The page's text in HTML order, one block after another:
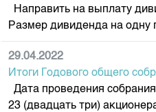
Направить на выплату
Размер дивиденда на одну
29.04.2022
Итоги Годового общего
Дата проведения
23 (двадцать три)